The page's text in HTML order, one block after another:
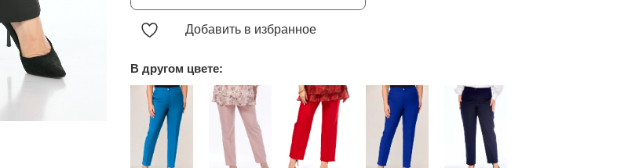
Добавить в избранное
В другом цвете: